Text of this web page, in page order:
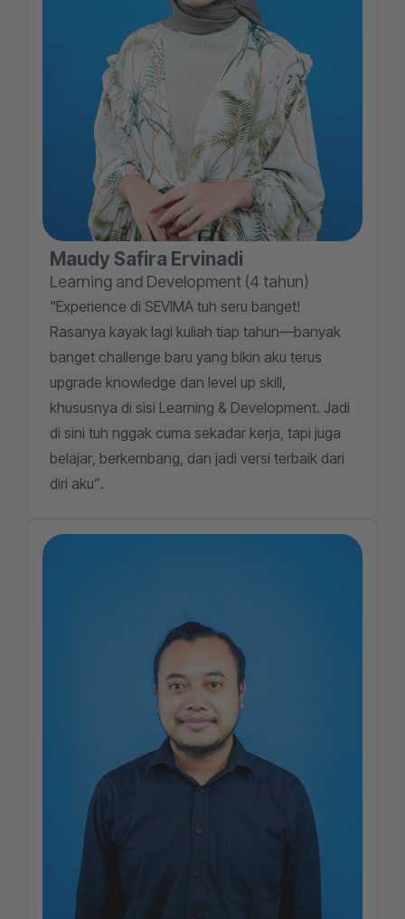
Maudy Safira Ervinadi
Learning and Development (4 tahun)
"Experience di SEVIMA tuh seru banget!
Rasanya kayak lagi kuliah tiap tahun—banyak
banget challenge baru yang bikin aku terus
upgrade knowledge dan level up skill,
khususnya di sisi Learning & Development. Jadi
di sini tuh nggak cuma sekadar kerja, tapi juga
belajar, berkembang, dan jadi versi terbaik dari
diri aku”.